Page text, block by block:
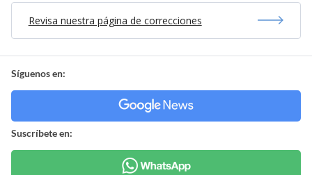
Revisa nuestra página de correcciones
Síguenos en:
Suscríbete en: